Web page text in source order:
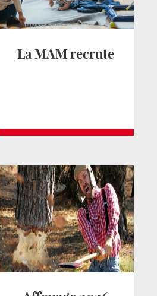
La MAM recrute